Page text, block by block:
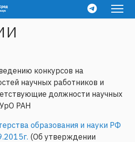
конкурсов на
научных работников и
должности научных
РАН
образования и науки РФ
(Об утверждении